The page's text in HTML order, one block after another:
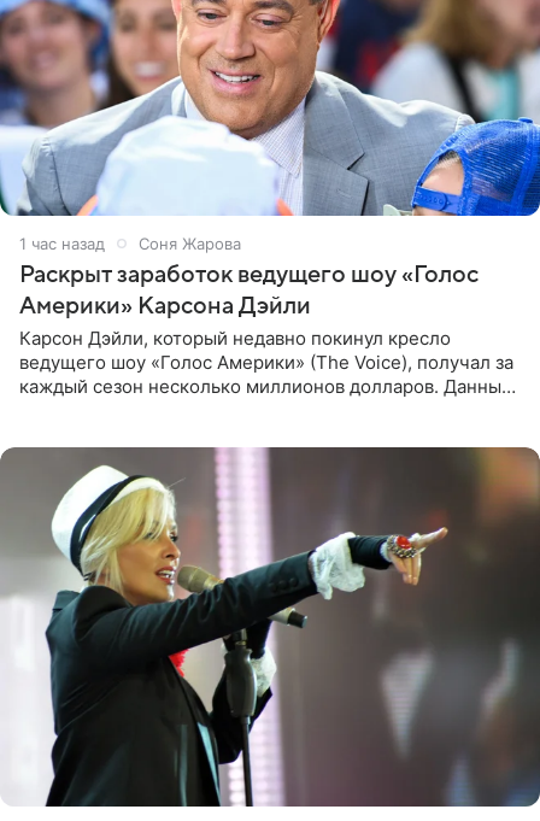
1 час назад Соня Жарова
Раскрыт заработок ведущего шоу «Голос
Америки» Карсона Дэйли
Карсон Дэйли, который недавно покинул кресло
ведущего шоу «Голос Америки» (The Voice), получал за
каждый сезон несколько миллионов долларов. Данные